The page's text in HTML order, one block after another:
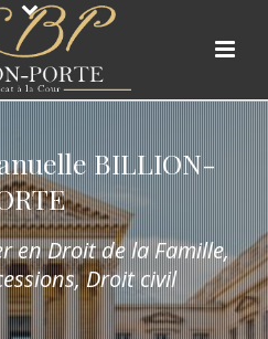
BILLION-
en Droit de la Famille,
Droit civil